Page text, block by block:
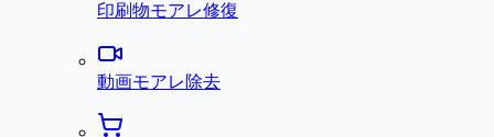
印刷物モアレ修復
動画モアレ除去